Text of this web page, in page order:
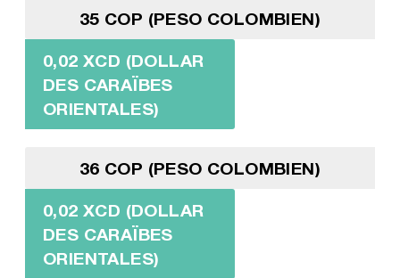
35 COP (PESO COLOMBIEN)
0,02 XCD (DOLLAR
DES CARAÏBES
ORIENTALES)
36 COP (PESO COLOMBIEN)
0,02 XCD (DOLLAR
DES CARAÏBES
ORIENTALES)